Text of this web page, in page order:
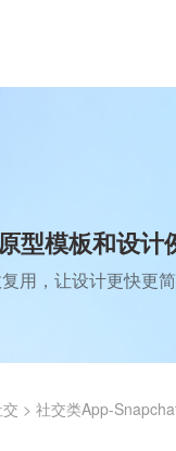
型模板和设计
用，让设计更快更
> 社交类App-